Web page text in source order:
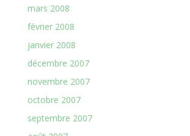
mars 2008
février 2008
janvier 2008
décembre 2007
novembre 2007
octobre 2007
septembre 2007